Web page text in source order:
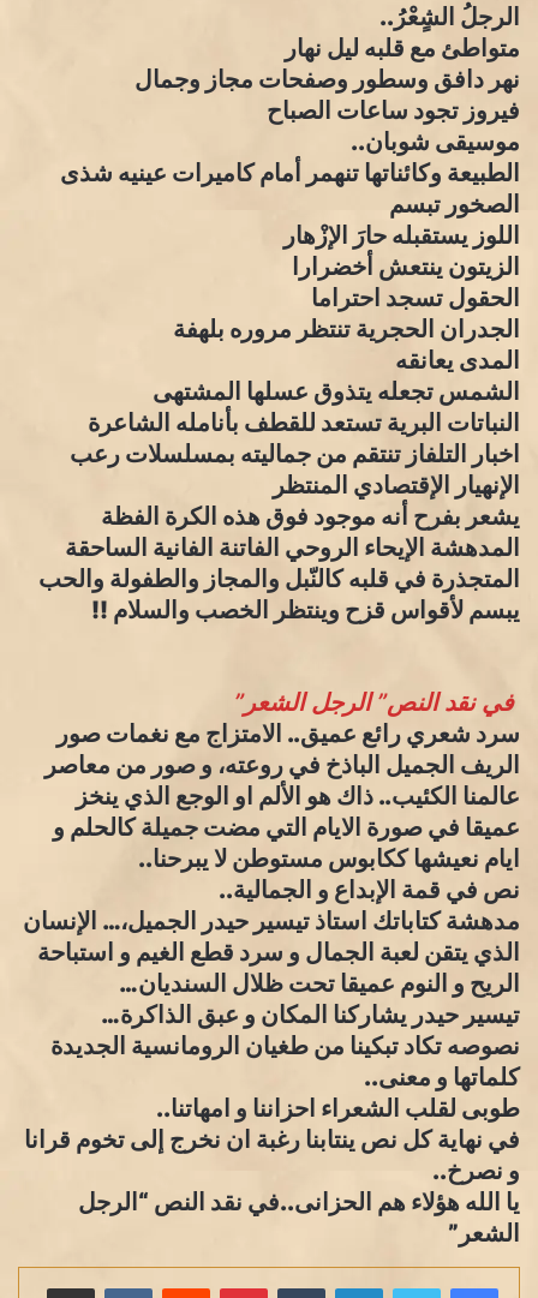
الرجلُ الشٍعْرُ..
متواطئ مع قلبه ليل نهار
نهر دافق وسطور وصفحات مجاز وجمال
فيروز تجود ساعات الصباح
موسيقى شوبان..
الطبيعة وكائناتها تنهمر أمام كاميرات عينيه شذى
الصخور تبسم
اللوز يستقبله حارَ الإزْهار
الزيتون ينتعش أخضرارا
الحقول تسجد احتراما
الجدران الحجرية تنتظر مروره بلهفة
المدى يعانقه
الشمس تجعله يتذوق عسلها المشتهى
النباتات البرية تستعد للقطف بأنامله الشاعرة
اخبار التلفاز تنتقم من جماليته بمسلسلات رعب
الإنهيار الإقتصادي المنتظر
يشعر بفرح أنه موجود فوق هذه الكرة الفظة
المدهشة الإيحاء الروحي الفاتنة الفانية الساحقة
المتجذرة في قلبه كالنّبل والمجاز والطفولة والحب
يبسم لأقواس قزح وينتظر الخصب والسلام !!
في نقد النص” الرجل الشعر”
سرد شعري رائع عميق.. الامتزاج مع نغمات صور
الريف الجميل الباذخ في روعته، و صور من معاصر
عالمنا الكئيب.. ذاك هو الألم او الوجع الذي ينخز
عميقا في صورة الايام التي مضت جميلة كالحلم و
ايام نعيشها ككابوس مستوطن لا يبرحنا..
نص في قمة الإبداع و الجمالية..
مدهشة كتاباتك استاذ تيسير حيدر الجميل،… الإنسان
الذي يتقن لعبة الجمال و سرد قطع الغيم و استباحة
الريح و النوم عميقا تحت ظلال السنديان…
تيسير حيدر يشاركنا المكان و عبق الذاكرة…
نصوصه تكاد تبكينا من طغيان الرومانسية الجديدة
كلماتها و معنى..
طوبى لقلب الشعراء احزاننا و امهاتنا..
في نهاية كل نص ينتابنا رغبة ان نخرج إلى تخوم قرانا
و نصرخ..
يا الله هؤلاء هم الحزانى..في نقد النص “الرجل
الشعر”
لينكدإن بينتيريست مشاركة عبر البريد